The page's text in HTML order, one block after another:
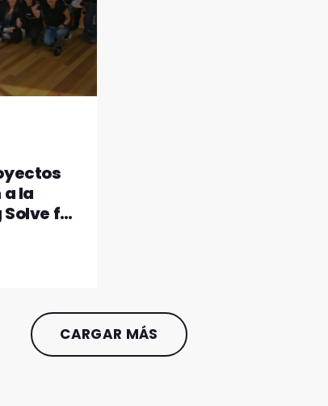
la
for
CARGAR MÁS